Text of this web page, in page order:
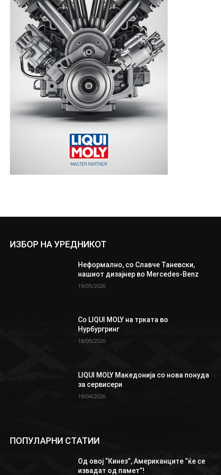
ИЗБОР НА УРЕДНИКОТ
Неформално, со Славче Таневски,
нашиот дизајнер во Mercedes-Benz
19/05/2026
Со LIQUI MOLY на трката во
Нурбургринг
18/05/2026
LIQUI MOLY Македонија со нова понуда
за сервисери
19/04/2026
ПОПУЛАРНИ СТАТИИ
Од овој “Кинез”, Aмериканците “ќе се
извадат од памет”!